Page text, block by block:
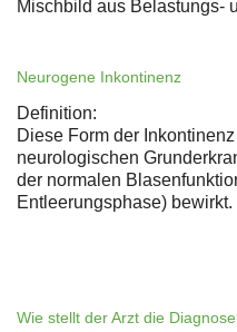
Mischbild aus Belastungs-
Neurogene Inkontinenz
Definition:
Diese Form der
neurologischen
der normalen
Entleerungsphase) bewirkt.
Wie stellt der Arzt die